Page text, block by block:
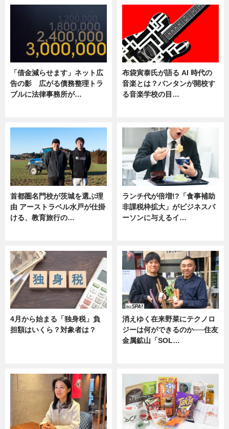
「借金減らせます」ネット広
告の影 広がる債務整理トラ
ブルに法律事務所が…
布袋寅泰氏が語る AI 時代の
音楽とは？バンタンが開校す
る音楽学校の目…
首都圏名門校が茨城を選ぶ理
由 アーストラベル水戸が仕掛
ける、教育旅行の…
ランチ代が倍増!?「食事補助
非課税枠拡大」がビジネスパ
ーソンに与えるイ…
4月から始まる「独身税」負
担額はいくら？対象者は？
消えゆく在来野菜にテクノロ
ジーは何ができるのか──住友
金属鉱山「SOL…